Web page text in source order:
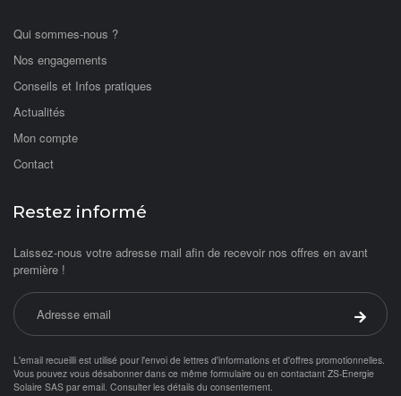
Qui sommes-nous ?
Nos engagements
Conseils et Infos pratiques
Actualités
Mon compte
Contact
Restez informé
Laissez-nous votre adresse mail afin de recevoir nos offres en avant
première !
Adresse email
Valider
L'email recueilli est utilisé pour l'envoi de lettres d'informations et d'offres promotionnelles.
Vous pouvez vous désabonner dans ce même formulaire ou en contactant ZS-Energie
Solaire SAS paremail Consulter les détails du consentement.